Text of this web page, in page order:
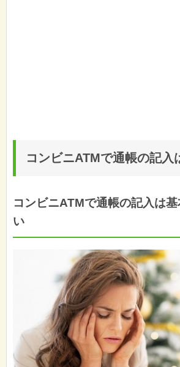
コンビニATMで通帳の記入
コンビニATMで通帳の記入は
い